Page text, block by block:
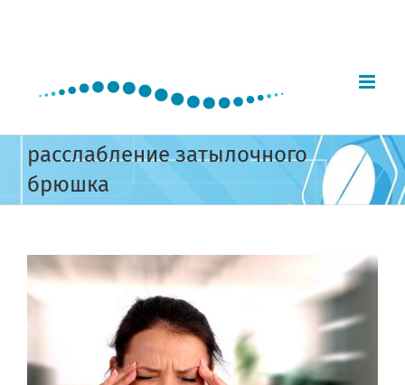
расслабление затылочного
брюшка